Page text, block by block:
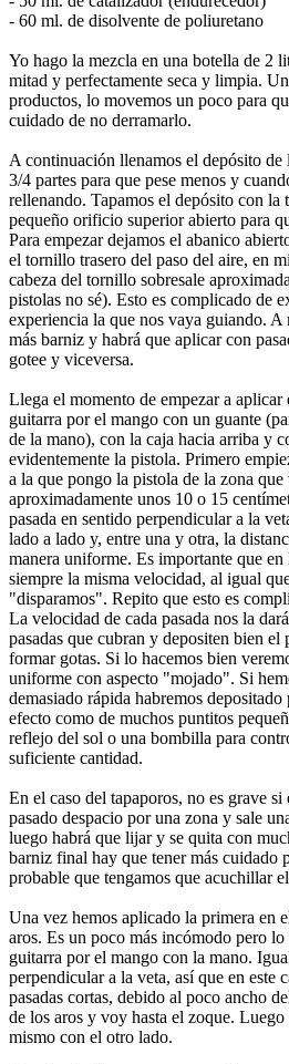
- 60 ml. de disolvente de poliuretano
Yo hago la mezcla en una botella de 2
mitad y perfectamente seca y limpia.
productos, lo movemos un poco para
cuidado de no derramarlo.
A continuación llenamos el depósito de
3/4 partes para que pese menos y
rellenando. Tapamos el depósito con la
pequeño orificio superior abierto para
Para empezar dejamos el abanico
el tornillo trasero del paso del aire, en
cabeza del tornillo sobresale
pistolas no sé). Esto es complicado de
experiencia la que nos vaya guiando. A
más barniz y habrá que aplicar con
gotee y viceversa.
Llega el momento de empezar a aplicar
guitarra por el mango con un guante
de la mano), con la caja hacia arriba y
evidentemente la pistola. Primero
a la que pongo la pistola de la zona que
aproximadamente unos 10 o 15
pasada en sentido perpendicular a la
lado a lado y, entre una y otra, la
manera uniforme. Es importante que en
siempre la misma velocidad, al igual
"disparamos". Repito que esto es
La velocidad de cada pasada nos la
pasadas que cubran y depositen bien
formar gotas. Si lo hacemos bien
uniforme con aspecto "mojado". Si
demasiado rápida habremos
efecto como de muchos puntitos
reflejo del sol o una bombilla para
suficiente cantidad.
En el caso del tapaporos, no es grave
pasado despacio por una zona y sale
luego habrá que lijar y se quita con
barniz final hay que tener más cuidado
probable que tengamos que acuchillar
Una vez hemos aplicado la primera en
aros. Es un poco más incómodo pero
guitarra por el mango con la mano.
perpendicular a la veta, así que en este
pasadas cortas, debido al poco ancho
de los aros y voy hasta el zoque.
mismo con el otro lado.